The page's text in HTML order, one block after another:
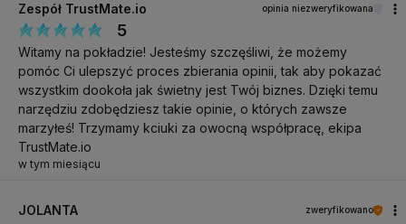
Zespół TrustMate.io opinia niezweryfikowana
5
Witamy na pokładzie! Jesteśmy szczęśliwi, że możemy
pomóc Ci ulepszyć proces zbierania opinii, tak aby pokazać
wszystkim dookoła jak świetny jest Twój biznes. Dzięki temu
narzędziu zdobędziesz takie opinie, o których zawsze
marzyłeś! Trzymamy kciuki za owocną współpracę, ekipa
TrustMate.io
w tym miesiącu
JOLANTA zweryfikowano